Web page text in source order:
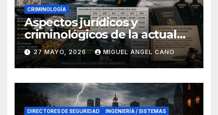
CRIMINOLOGÍA
Aspectos jurídicos y
criminológicos de la actual
lucha contra el narcotráfico
en el sur de España
27 MAYO, 2026 MIGUEL ANGEL CANO
DIRECTORES DE SEGURIDAD
INGENIERÍA / SISTEMAS